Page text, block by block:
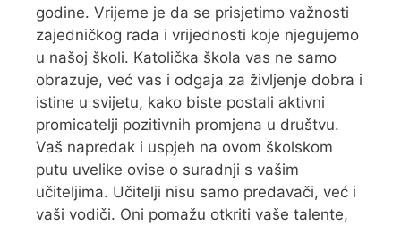
godine. Vrijeme je da se prisjetimo važnosti
zajedničkog rada i vrijednosti koje njegujemo
u našoj školi. Katolička škola vas ne samo
obrazuje, već vas i odgaja za življenje dobra i
istine u svijetu, kako biste postali aktivni
promicatelji pozitivnih promjena u društvu.
Vaš napredak i uspjeh na ovom školskom
putu uvelike ovise o suradnji s vašim
učiteljima. Učitelji nisu samo predavači, već i
vaši vodiči. Oni pomažu otkriti vaše talente,